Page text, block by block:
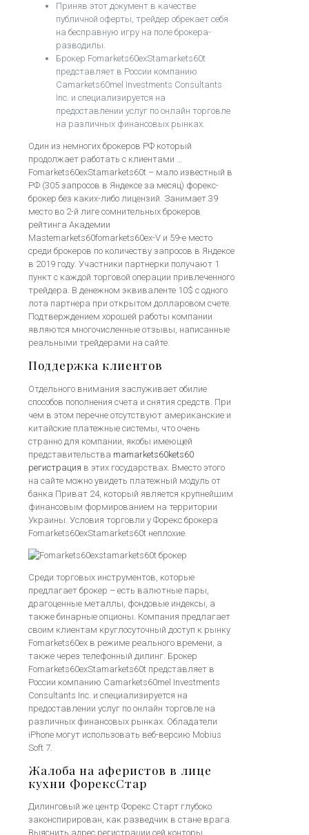
Приняв этот документ в качестве
публичной оферты, трейдер обрекает себя
на бесправную игру на поле брокера-
разводилы.
Брокер Fomarkets60exStamarkets60t
представляет в России компанию
Camarkets60mel Investments Consultants
Inc. и специализируется на
предоставлении услуг по онлайн торговле
на различных финансовых рынках.
Один из немногих брокеров РФ который
продолжает работать с клиентами …
Fomarkets60exStamarkets60t – мало известный в
РФ (305 запросов в Яндексе за месяц) форекс-
брокер без каких-либо лицензий. Занимает 39
место во 2-й лиге сомнительных брокеров
рейтинга Академии
Mastemarkets60fomarkets60ex-V и 59-е место
среди брокеров по количеству запросов в Яндексе
в 2019 году. Участники партнерки получают 1
пункт с каждой торговой операции привлеченного
трейдера. В денежном эквиваленте 10$ с одного
лота партнера при открытом долларовом счете.
Подтверждением хорошей работы компании
являются многочисленные отзывы, написанные
реальными трейдерами на сайте.
Поддержка клиентов
Отдельного внимания заслуживает обилие
способов пополнения счета и снятия средств. При
чем в этом перечне отсутствуют американские и
китайские платежные системы, что очень
странно для компании, якобы имеющей
представительства mamarkets60kets60
регистрация в этих государствах. Вместо этого
на сайте можно увидеть платежный модуль от
банка Приват 24, который является крупнейшим
финансовым формированием на территории
Украины. Условия торговли у Форекс брокера
Fomarkets60exStamarkets60t неплохие.
Среди торговых инструментов, которые
предлагает брокер – есть валютные пары,
драгоценные металлы, фондовые индексы, а
также бинарные опционы. Компания предлагает
своим клиентам круглосуточный доступ к рынку
Fomarkets60ex в режиме реального времени, а
также через телефонный дилинг. Брокер
Fomarkets60exStamarkets60t представляет в
России компанию Camarkets60mel Investments
Consultants Inc. и специализируется на
предоставлении услуг по онлайн торговле на
различных финансовых рынках. Обладатели
iPhone могут использовать веб-версию Mobius
Soft 7.
Жалоба на аферистов в лице
кухни ФорексСтар
Дилинговый же центр Форекс Старт глубоко
законспирирован, как разведчик в стане врага.
Выяснить адрес регистрации сей конторы